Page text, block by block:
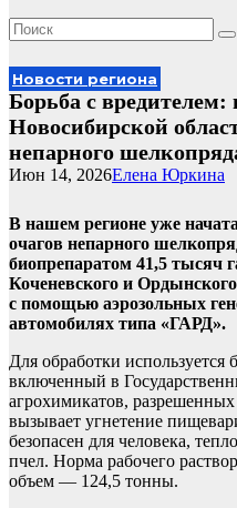
Новости региона
Борьба с вредителем:
Новосибирской
непарного
Елена Юркина
Июн 14, 2026
В нашем регионе уже
очагов непарного
биопрепаратом 41,5 тысяч
Коченевского и
с помощью аэрозольных
автомобилях типа «ГАРД».
Для обработки
включенный в
агрохимикатов,
вызывает угнетение
безопасен для человека,
пчел. Норма рабочего
объем — 124,5 тонны.